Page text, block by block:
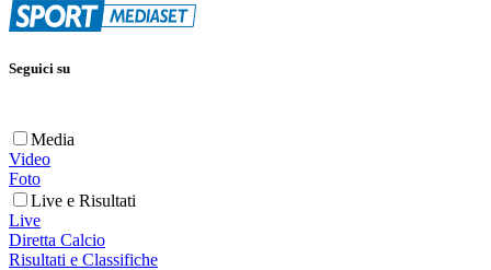
Seguici su
Media
Video
Foto
Live e Risultati
Live
Diretta Calcio
Risultati e Classifiche